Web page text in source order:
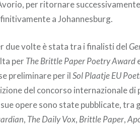
per ritornare
a Johannesburg.
due volte è stata tra i finalisti del
perThe Brittle Paper Poetry Award
preliminare per ilSol Plaatje EU
del concorso internazionale di
sue opere sono state pubblicate, tra
, The Daily Vox, Brittle Paper,